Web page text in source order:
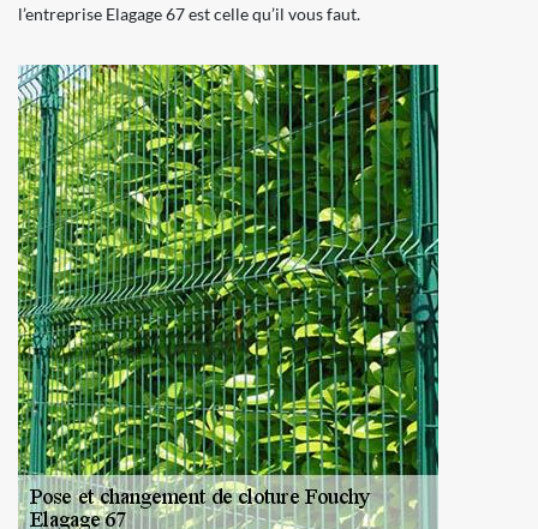
l’entreprise Elagage 67 est celle qu’il vous faut.